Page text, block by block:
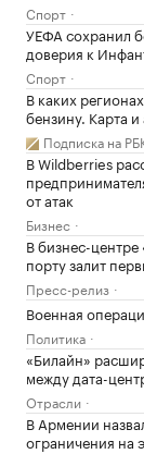
Спорт
УЕФА сохранил
доверия к
Спорт
В каких
бензину. Карта и
Подписка на
В Wildberries
от атак
Бизнес
В бизнес-
порту залит
Пресс-релиз
Военная
Политика
«Билайн»
между дата-
Отрасли
В Армении
ограничения на